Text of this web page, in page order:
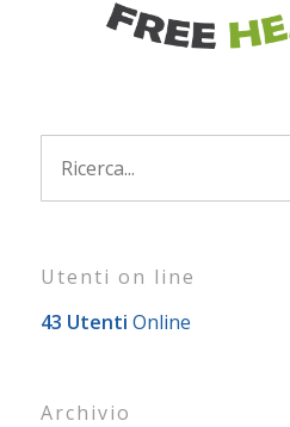
Utenti on line
43 Utenti Online
Archivio